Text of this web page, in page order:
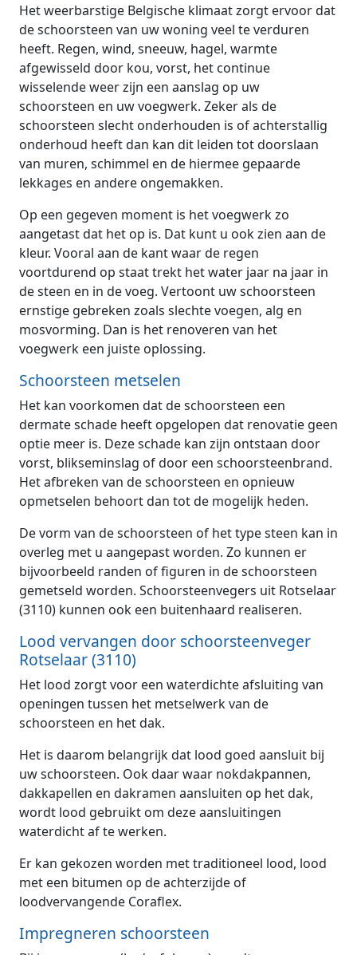
Het weerbarstige Belgische klimaat zorgt ervoor dat
de schoorsteen van uw woning veel te verduren
heeft. Regen, wind, sneeuw, hagel, warmte
afgewisseld door kou, vorst, het continue
wisselende weer zijn een aanslag op uw
schoorsteen en uw voegwerk. Zeker als de
schoorsteen slecht onderhouden is of achterstallig
onderhoud heeft dan kan dit leiden tot doorslaan
van muren, schimmel en de hiermee gepaarde
lekkages en andere ongemakken.
Op een gegeven moment is het voegwerk zo
aangetast dat het op is. Dat kunt u ook zien aan de
kleur. Vooral aan de kant waar de regen
voortdurend op staat trekt het water jaar na jaar in
de steen en in de voeg. Vertoont uw schoorsteen
ernstige gebreken zoals slechte voegen, alg en
mosvorming. Dan is het renoveren van het
voegwerk een juiste oplossing.
Schoorsteen metselen
Het kan voorkomen dat de schoorsteen een
dermate schade heeft opgelopen dat renovatie geen
optie meer is. Deze schade kan zijn ontstaan door
vorst, blikseminslag of door een schoorsteenbrand.
Het afbreken van de schoorsteen en opnieuw
opmetselen behoort dan tot de mogelijk heden.
De vorm van de schoorsteen of het type steen kan in
overleg met u aangepast worden. Zo kunnen er
bijvoorbeeld randen of figuren in de schoorsteen
gemetseld worden. Schoorsteenvegers uit Rotselaar
(3110) kunnen ook een buitenhaard realiseren.
Lood vervangen door schoorsteenveger
Rotselaar (3110)
Het lood zorgt voor een waterdichte afsluiting van
openingen tussen het metselwerk van de
schoorsteen en het dak.
Het is daarom belangrijk dat lood goed aansluit bij
uw schoorsteen. Ook daar waar nokdakpannen,
dakkapellen en dakramen aansluiten op het dak,
wordt lood gebruikt om deze aansluitingen
waterdicht af te werken.
Er kan gekozen worden met traditioneel lood, lood
met een bitumen op de achterzijde of
loodvervangende Coraflex.
Impregneren schoorsteen